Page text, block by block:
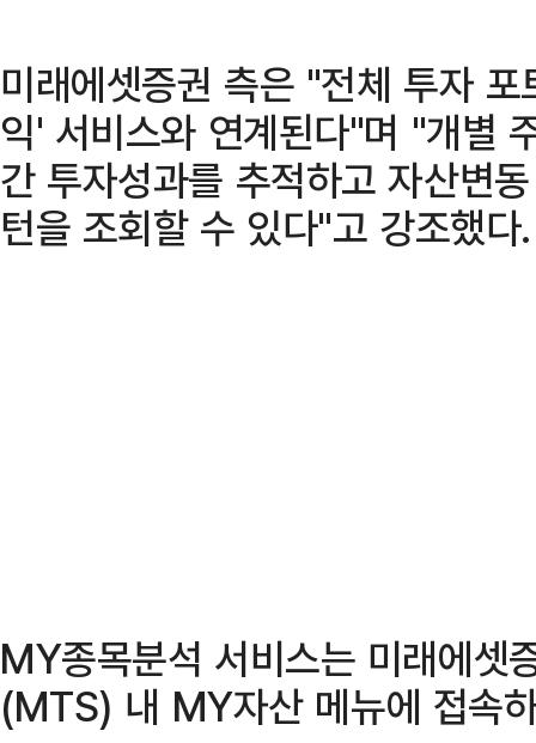
미래에셋증권 측은 "전체 투자
익' 서비스와 연계된다"며 "개별
간 투자성과를 추적하고 자산변
턴을 조회할 수 있다"고 강조했다.
MY종목분석 서비스는 미래에셋
(MTS) 내 MY자산 메뉴에 접속